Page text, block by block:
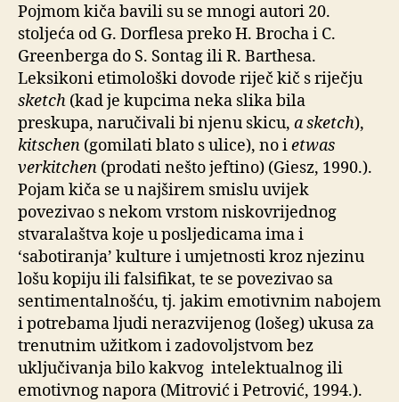
Pojmom kiča bavili su se mnogi autori 20.
stoljeća od G. Dorflesa preko H. Brocha i C.
Greenberga do S. Sontag ili R. Barthesa.
Leksikoni etimološki dovode riječ kič s riječju
sketch (kad je kupcima neka slika bila
preskupa, naručivali bi njenu skicu, a sketch),
kitschen (gomilati blato s ulice), no ietwas
verkitchen (prodati nešto jeftino) (Giesz, 1990.).
Pojam kiča se u najširem smislu uvijek
povezivao s nekom vrstom niskovrijednog
stvaralaštva koje u posljedicama ima i
‘sabotiranja’ kulture i umjetnosti kroz njezinu
lošu kopiju ili falsifikat, te se povezivao sa
sentimentalnošću, tj. jakim emotivnim nabojem
i potrebama ljudi nerazvijenog (lošeg) ukusa za
trenutnim užitkom i zadovoljstvom bez
uključivanja bilo kakvog intelektualnog ili
emotivnog napora (Mitrović i Petrović, 1994.).